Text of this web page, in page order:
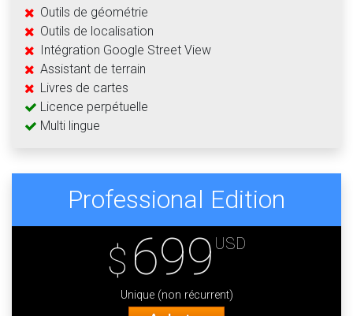
Outils de géométrie
Outils de localisation
Intégration Google Street View
Assistant de terrain
Livres de cartes
Licence perpétuelle
Multi lingue
Professional Edition
$ 699 USD
Unique (non récurrent)